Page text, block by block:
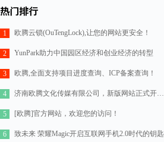
热门排行
1 欧腾云锁(OuTengLock),让您的网站更安全！
2 YunPark助力中国园区经济和创业经济的转型
3 欧腾,全面支持项目进度查询、ICP备案查询！
4 济南欧腾文化传媒有限公司，新版网站正式开通！
5 [欧腾]官方网站，欢迎您的访问！
6 致未来 荣耀Magic开启互联网手机2.0时代的钥匙